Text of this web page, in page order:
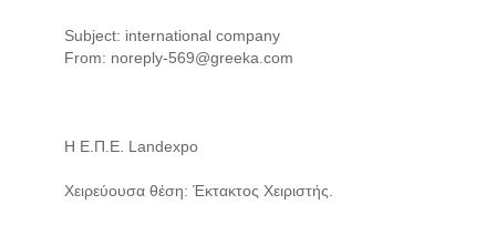
Subject: international company
From: noreply-569@greeka.com
Η Ε.Π.Ε. Landexpo
Χειρεύουσα θέση: Έκτακτος Χειριστής.